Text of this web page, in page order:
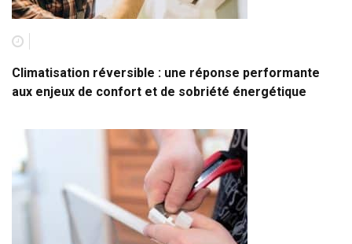
Climatisation réversible : une réponse performante
aux enjeux de confort et de sobriété énergétique